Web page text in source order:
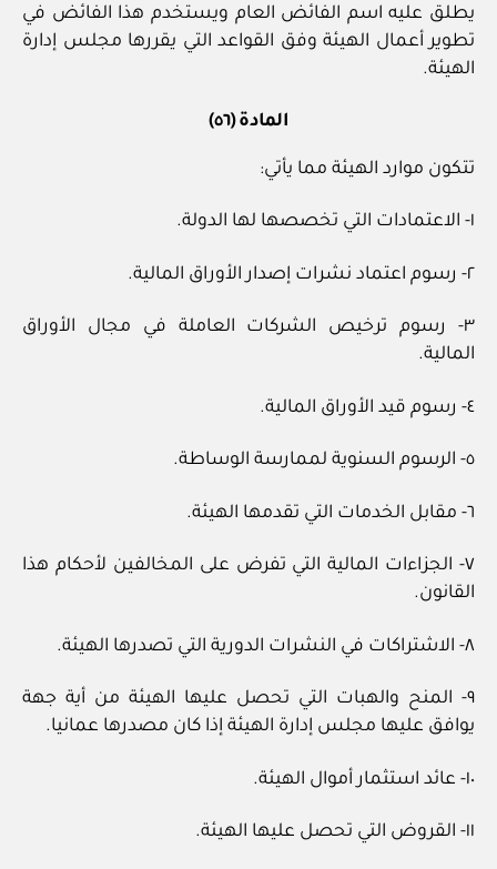
يطلق عليه اسم الفائض العام ويستخدم هذا الفائض في
تطوير أعمال الهيئة وفق القواعد التي يقررها مجلس إدارة
الهيئة.
المادة (٥٦)
تتكون موارد الهيئة مما يأتي:
١- الاعتمادات التي تخصصها لها الدولة.
٢- رسوم اعتماد نشرات إصدار الأوراق المالية.
٣- رسوم ترخيص الشركات العاملة في مجال الأوراق
المالية.
٤- رسوم قيد الأوراق المالية.
٥- الرسوم السنوية لممارسة الوساطة.
٦- مقابل الخدمات التي تقدمها الهيئة.
٧- الجزاءات المالية التي تفرض على المخالفين لأحكام هذا
القانون.
٨- الاشتراكات في النشرات الدورية التي تصدرها الهيئة.
٩- المنح والهبات التي تحصل عليها الهيئة من أية جهة
يوافق عليها مجلس إدارة الهيئة إذا كان مصدرها عمانيا.
١٠- عائد استثمار أموال الهيئة.
١١- القروض التي تحصل عليها الهيئة.